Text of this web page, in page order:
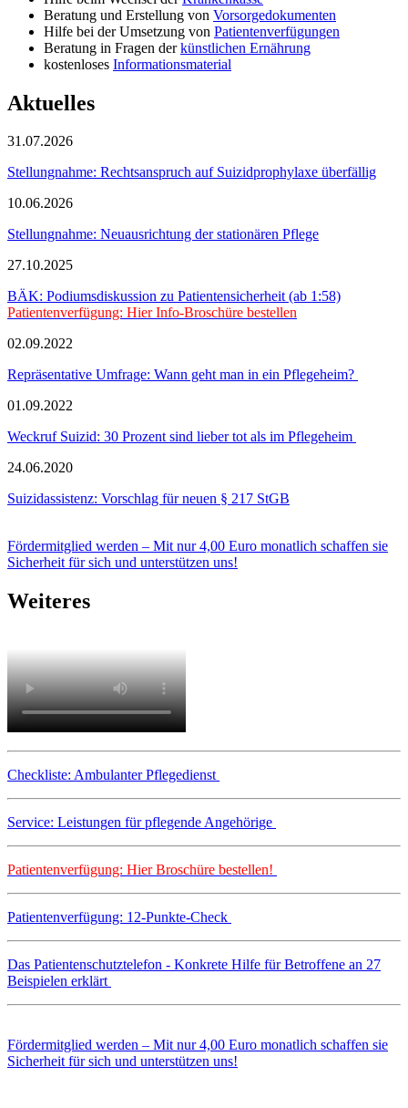
Beratung und Erstellung von Vorsorgedokumenten
Hilfe bei der Umsetzung von Patientenverfügungen
Beratung in Fragen derkünstlichen Ernährung
kostenloses Informationsmaterial
Aktuelles
31.07.2026
Stellungnahme: Rechtsanspruch auf Suizidprophylaxe überfällig
10.06.2026
Stellungnahme: Neuausrichtung der stationären Pflege
27.10.2025
BÄK: Podiumsdiskussion zu Patientensicherheit (ab 1:58)
Patientenverfügung: Hier Info-Broschüre bestellen
02.09.2022
Repräsentative Umfrage: Wann geht man in ein Pflegeheim?
01.09.2022
Weckruf Suizid: 30 Prozent sind lieber tot als im Pflegeheim
24.06.2020
Suizidassistenz: Vorschlag für neuen § 217 StGB
Fördermitglied werden – Mit nur 4,00 Euro monatlich schaffen sie
Sicherheit für sich und unterstützen uns!
Weiteres
Checkliste: Ambulanter Pflegedienst
Service: Leistungen für pflegende Angehörige
Patientenverfügung: Hier Broschüre bestellen!
Patientenverfügung: 12-Punkte-Check
Das Patientenschutztelefon - Konkrete Hilfe für Betroffene an 27
Beispielen erklärt
Fördermitglied werden – Mit nur 4,00 Euro monatlich schaffen sie
Sicherheit für sich und unterstützen uns!